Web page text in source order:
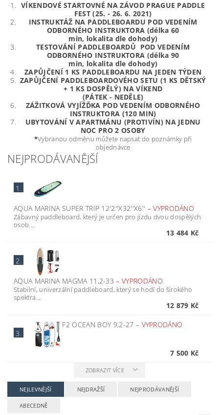
VÍKENDOVÉ STARTOVNÉ NA ZÁVOD PRAGUE PADDLE
FEST (25. - 26. 6. 2021)
INSTRUKTÁŽ NA PADDLEBOARDU POD VEDENÍM
ODBORNÉHO INSTRUKTORA (délka 60
min, lokalita dle dohody)
TESTOVÁNÍ PADDLEBOARDŮ POD VEDENÍM
ODBORNÉHO INSTRUKTORA (délka 90
min, lokalita dle dohody)
ZAPŮJČENÍ 1 KS PADDLEBOARDU NA JEDEN TÝDEN
ZAPŮJČENÍ PADDLEBOARDOVÉHO SETU (1 KS DĚTSKÝ
+ 1 KS DOSPĚLÝ) NA VÍKEND
(PÁTEK - NEDĚLE)
ZÁŽITKOVÁ VYJÍŽĎKA POD VEDENÍM ODBORNÉHO
INSTRUKTORA (120 MIN)
UBYTOVÁNÍ V APARTMÁNU (PROTIVÍN) NA JEDNU
NOC PRO 2 OSOBY
*Vybranou odměnu můžete napsat do poznámky při
objednávce
NEJPRODÁVANĚJŠÍ
1.
AQUA MARINA SUPER TRIP 12'2''X32''X6'' –VYPRODÁNO
Zábavný paddleboard, který je určen pro jízdu dvou dospělých
osob....
13 484 Kč
2.
AQUA MARINA MAGMA 11,2-33–VYPRODÁNO
Stabilní, univerzální paddleboard, který se hodí do širokého
spektra...
12 879 Kč
3.
F2 OCEAN BOY 9,2-27 – VYPRODÁNO
7 500 Kč
ZOBRAZIT VÍCE
NEJLEVNĚJŠÍ NEJDRAŽŠÍ NEJPRODÁVANĚJŠÍ
ABECEDNĚ